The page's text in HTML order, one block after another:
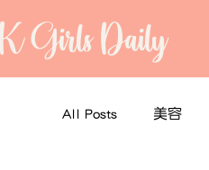
Girls Daily
All Posts 美容